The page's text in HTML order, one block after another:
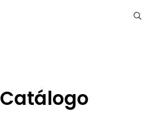
Catálogo